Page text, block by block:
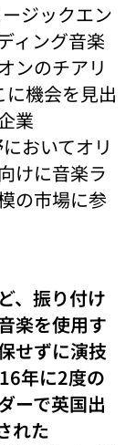
ジックエン
ィング音楽
ンのチアリ
機会を見出
業
おいてオリ
けに音楽ラ
の市場に参
、振り付け
楽を使用す
せずに演技
年に2度の
ーで英国出
れた